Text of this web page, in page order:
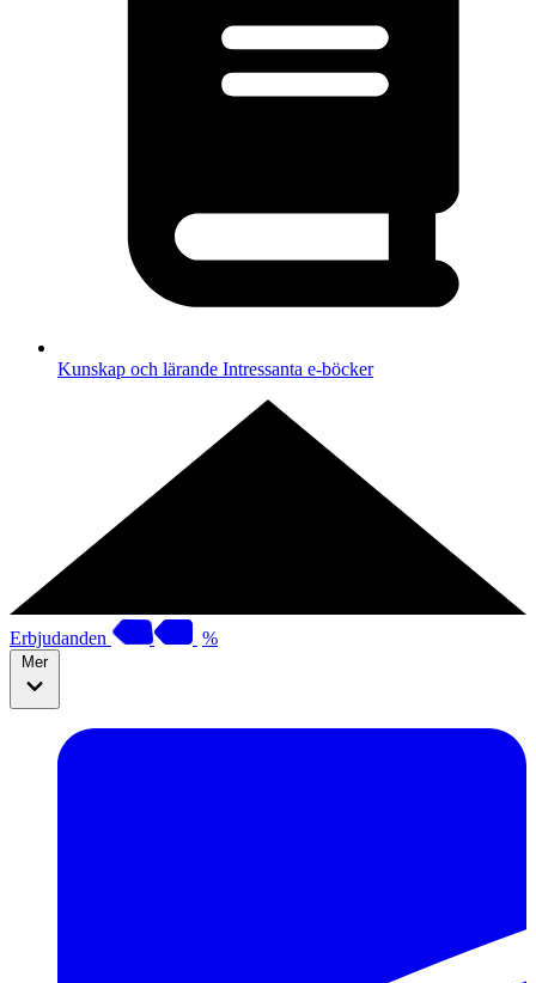
Kunskap och lärande Intressanta e-böcker
Erbjudanden %
Mer